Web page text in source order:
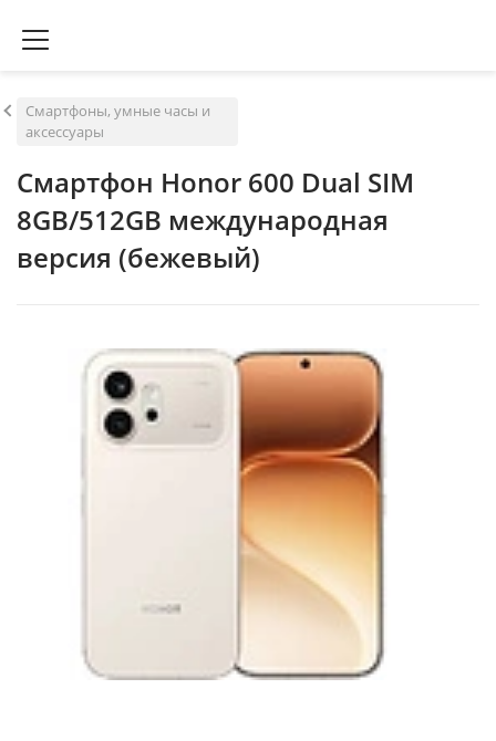
Смартфоны, умные часы и
аксессуары
Смартфон Honor 600 Dual SIM
8GB/512GB международная
версия (бежевый)